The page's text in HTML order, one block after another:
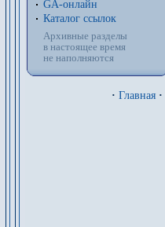
GA-онлайн
Каталог ссылок
Архивные разделы
в настоящее время
не наполняются
· Главная ·